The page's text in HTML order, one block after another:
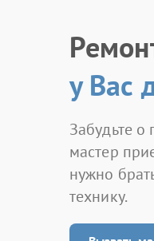
у Вас
Забудьте о
мастер
нужно
технику.